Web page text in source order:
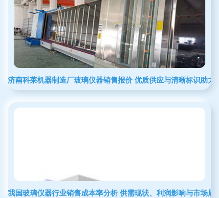
济南科莱机器制造厂玻璃仪器销售报价 优质供应与清晰标识助力
我国玻璃仪器行业销售成本率分析 供需现状、利润影响与市场展